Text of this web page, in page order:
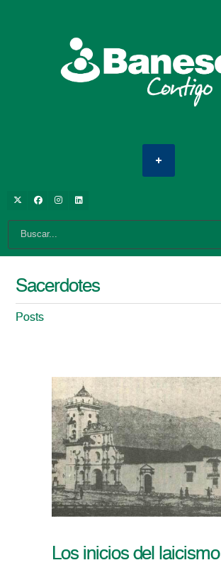
Sacerdotes
Posts
Los inicios del laicismo